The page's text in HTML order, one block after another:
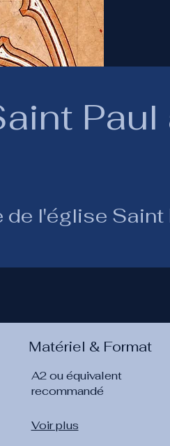
Paul
de l'église Saint
Matériel & Format
A2 ou équivalent
recommandé
Voir plus